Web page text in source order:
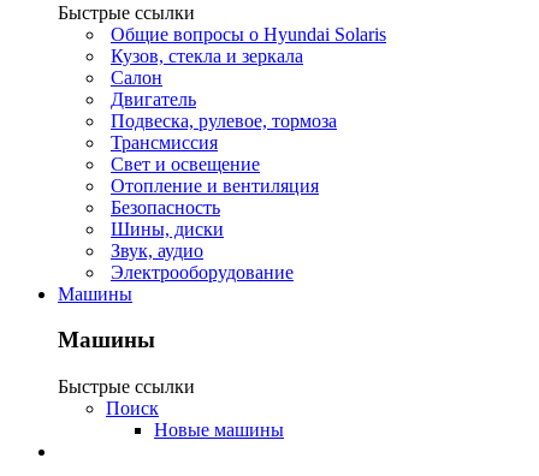
Быстрые ссылки
Общие вопросы о Hyundai Solaris
Кузов, стекла и зеркала
Салон
Двигатель
Подвеска, рулевое, тормоза
Трансмиссия
Свет и освещение
Отопление и вентиляция
Безопасность
Шины, диски
Звук, аудио
Электрооборудование
Машины
Машины
Быстрые ссылки
Поиск
Новые машины